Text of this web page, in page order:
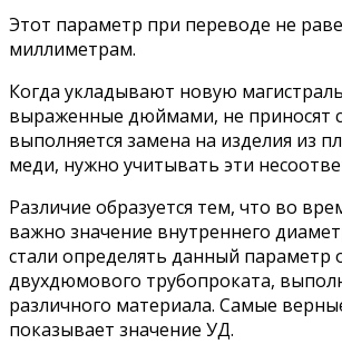
Этот параметр при переводе не
миллиметрам.
Когда укладывают новую
выраженные дюймами, не приносят
выполняется замена на изделия из
меди, нужно учитывать эти
Различие образуется тем, что во
важно значение внутреннего
стали определять данный
двухдюмового трубопроката,
различного материала. Самые
показывает значение УД.